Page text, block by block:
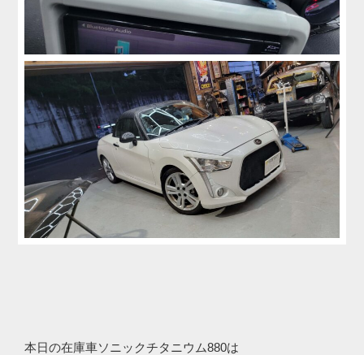
本日の在庫車ソニックチタニウム880は